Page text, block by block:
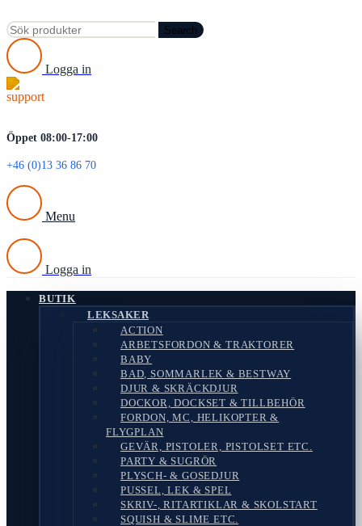
Search
Logga in
Öppet 08:00-17:00
+46 (0)13 36 86 70
Menu
Logga in
BUTIK
LEKSAKER
ACTION
ARBETSFORDON & TRAKTORER
BABY
BAD, SOMMARLEK & BESTWAY
DJUR & SKRÄCKDJUR
DOCKOR, DOCKSET & TILLBEHÖR
FORDON, MC, HELIKOPTER &
FLYGPLAN
GEVÄR, PISTOLER, PISTOLSET ETC.
PARTY & SUGRÖR
PLYSCH- & GOSEDJUR
PUSSEL, LEK & SPEL
SKRIV-, RITARTIKLAR & SKOLSTART
SQUISH & SLIME ETC.